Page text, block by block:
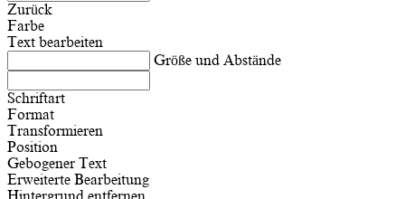
Zurück
Farbe
Text bearbeiten
Größe und Abstände
Schriftart
Format
Transformieren
Position
Gebogener Text
Erweiterte Bearbeitung